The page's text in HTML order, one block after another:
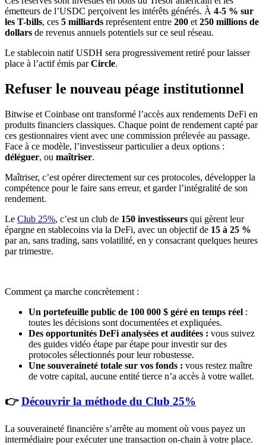
émetteurs de l’USDC perçoivent les intérêts générés. À 4-5 % sur
les T-bills, ces 5 milliards représentent entre 200 et 250 millions de
dollars de revenus annuels potentiels sur ce seul réseau.
Le stablecoin natif USDH sera progressivement retiré pour laisser
place à l’actif émis parCircle.
Refuser le nouveau péage institutionnel
Bitwise et Coinbase ont transformé l’accès aux rendements DeFi en
produits financiers classiques. Chaque point de rendement capté par
ces gestionnaires vient avec une commission prélevée au passage.
Face à ce modèle, l’investisseur particulier a deux options :
déléguer, ou maîtriser.
Maîtriser, c’est opérer directement sur ces protocoles, développer la
compétence pour le faire sans erreur, et garder l’intégralité de son
rendement.
Le Club 25%, c’est un club de 150 investisseurs qui gèrent leur
épargne en stablecoins via la DeFi, avec un objectif de 15 à 25 %
par an, sans trading, sans volatilité, en y consacrant quelques heures
par trimestre.
Comment ça marche concrètement :
Un portefeuille public de 100 000 $ géré en temps réel :
toutes les décisions sont documentées et expliquées.
Des opportunités DeFi analysées et auditées : vous suivez
des guides vidéo étape par étape pour investir sur des
protocoles sélectionnés pour leur robustesse.
Une souveraineté totale sur vos fonds : vous restez maître
de votre capital, aucune entité tierce n’a accès à votre wallet.
👉Découvrir la méthode du Club 25%
La souveraineté financière s’arrête au moment où vous payez un
intermédiaire pour exécuter une transaction on-chain à votre place.